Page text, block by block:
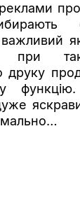
важливий
при